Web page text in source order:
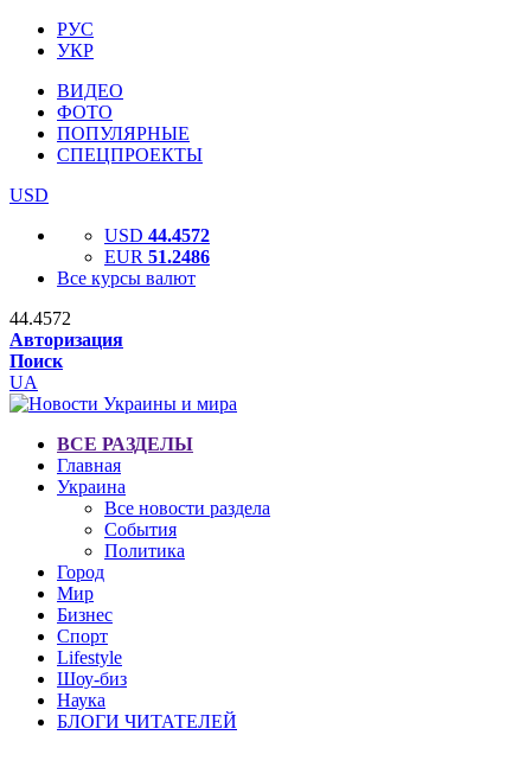
РУС
УКР
ВИДЕО
ФОТО
ПОПУЛЯРНЫЕ
СПЕЦПРОЕКТЫ
USD
USD 44.4572
EUR 51.2486
Все курсы валют
44.4572
Авторизация
Поиск
UA
ВСЕ РАЗДЕЛЫ
Главная
Украина
Все новости раздела
События
Политика
Город
Мир
Бизнес
Спорт
Lifestyle
Шоу-биз
Наука
БЛОГИ ЧИТАТЕЛЕЙ